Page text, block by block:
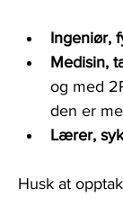
Ingeniør,
Medisin,
og med
den er
Lærer,
Husk at